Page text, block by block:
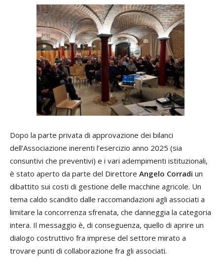
Dopo la parte privata di approvazione dei bilanci
dell’Associazione inerenti l’esercizio anno 2025 (sia
consuntivi che preventivi) e i vari adempimenti istituzionali,
è stato aperto da parte del Direttore Angelo Corradi un
dibattito sui costi di gestione delle macchine agricole. Un
tema caldo scandito dalle raccomandazioni agli associati a
limitare la concorrenza sfrenata, che danneggia la categoria
intera. Il messaggio è, di conseguenza, quello di aprire un
dialogo costruttivo fra imprese del settore mirato a
trovare punti di collaborazione fra gli associati.